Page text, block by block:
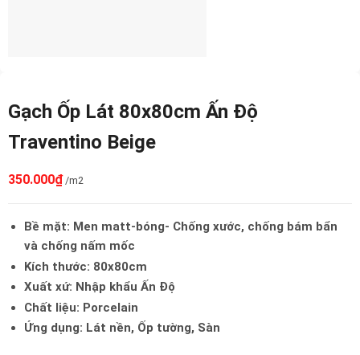
Gạch Ốp Lát 80x80cm Ấn Độ
Traventino Beige
350.000₫ /m2
Bề mặt: Men matt-bóng- Chống xước, chống bám bẩn
và chống nấm mốc
Kích thước: 80x80cm
Xuất xứ: Nhập khẩu Ấn Độ
Chất liệu: Porcelain
Ứng dụng: Lát nền, Ốp tường, Sàn